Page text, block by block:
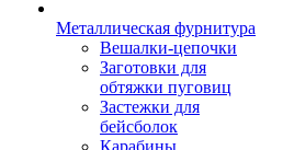
Металлическая фурнитура
Вешалки-цепочки
Заготовки для
обтяжки пуговиц
Застежки для
бейсболок
Карабины